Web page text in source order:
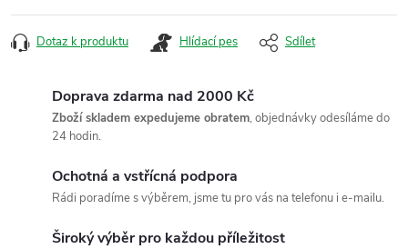
Dotaz k produktu Hlídací pes Sdílet
Doprava zdarma nad 2000 Kč
Zboží skladem expedujeme obratem, objednávky odesíláme do
24 hodin.
Ochotná a vstřícná podpora
Rádi poradíme s výběrem, jsme tu pro vás na telefonu i e-mailu.
Široký výběr pro každou příležitost